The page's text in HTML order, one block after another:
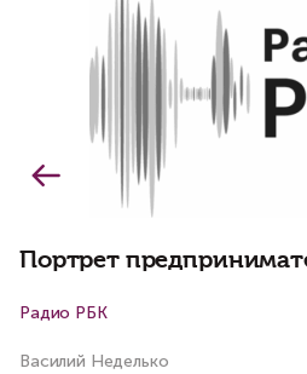
Портрет
Радио РБК
Василий Неделько